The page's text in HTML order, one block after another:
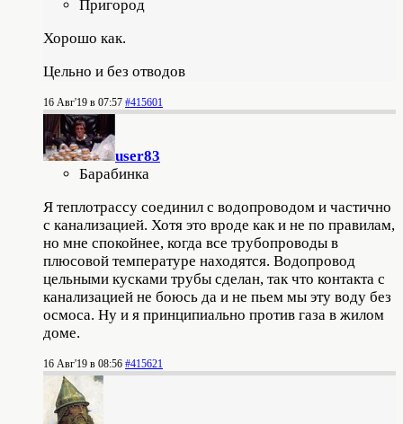
Пригород
Хорошо как.
Цельно и без отводов
16 Авг'19 в 07:57 #415601
user83
Барабинка
Я теплотрассу соединил с водопроводом и частично
с канализацией. Хотя это вроде как и не по правилам,
но мне спокойнее, когда все трубопроводы в
плюсовой температуре находятся. Водопровод
цельными кусками трубы сделан, так что контакта с
канализацией не боюсь да и не пьем мы эту воду без
осмоса. Ну и я принципиально против газа в жилом
доме.
16 Авг'19 в 08:56 #415621